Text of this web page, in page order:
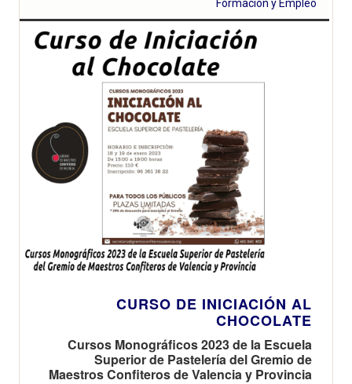
Formación y Empleo
CURSO DE INICIACIÓN AL
CHOCOLATE
Cursos Monográficos 2023 de la Escuela
Superior de Pastelería del Gremio de
Maestros Confiteros de Valencia y Provincia